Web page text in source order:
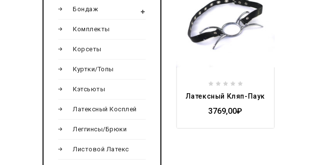
out
of
Латексный Кляп-Паук
3769,00₽
Бондаж
Комплекты
Корсеты
Куртки/Топы
Кэтсьюты
Латексный Косплей
Леггинсы/Брюки
Листовой Латекс